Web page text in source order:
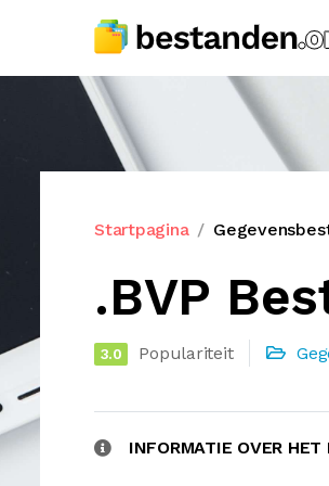
Startpagina
.BVP
3.0 Populariteit
INFORMATIE OVER